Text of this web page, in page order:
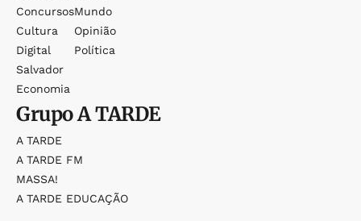
Concursos
Cultura
Digital
Salvador
Economia
Mundo
Opinião
Política
GrupoA TARDE
A TARDE
A TARDE FM
MASSA!
A TARDE EDUCAÇÃO